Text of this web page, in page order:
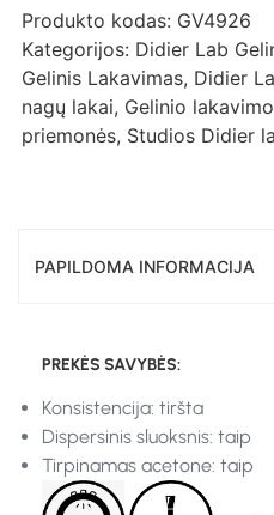
Produkto kodas: GV4926
Kategorijos: Didier Lab
Gelinis Lakavimas, Didier
nagų lakai, Gelinio
priemonės, Studios Didier
PAPILDOMA INFORMACIJA
PREKĖS SAVYBĖS:
Konsistencija: tiršta
Dispersinis sluoksnis: taip
Tirpinamas acetone: taip